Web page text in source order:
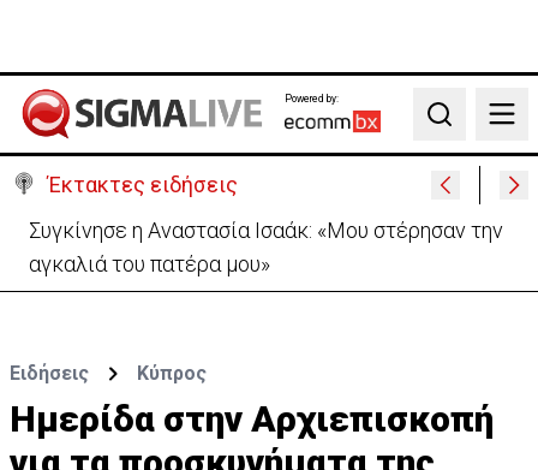
Powered by:
Search
Έκτακτες ειδήσεις
Μεγάλο πακέτο όπλων από Τουρκία προς Ουκρανία
-Κίνηση με μήνυμα προς Μόσχα;
Ειδήσεις Κύπρος
Ημερίδα στην Αρχιεπισκοπή